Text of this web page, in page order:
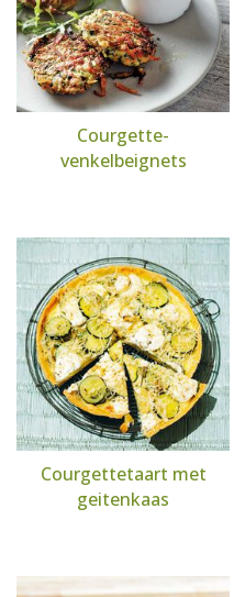
Courgette-
venkelbeignets
Courgettetaart met
geitenkaas